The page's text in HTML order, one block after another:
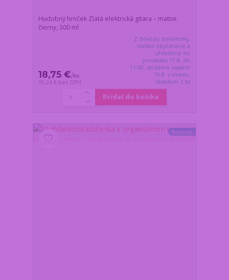
Hudobný hrnček Zlatá elektrická gitara – matne
čierny, 300 ml
18,75 €/ks
15,24 € bez DPH
Z dôvodu dovolenky,
všetko objednané a
uhradené do
pondelka 17.8. do
11:00, dodáme najskôr
19.8. v stredu.
Skladom 2 ks
Pridať do košíka
Novinka